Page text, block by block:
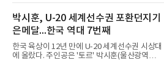
다.B조에서는 용산고가 안양고를 98-71로 꺾고
대회 2연승을 달렸다.한편 남중
서 일본여자프로농구 2부 리그 아란마레에 54-
79로 졌다. 이다연이 14점을 넣었으나 20점 9리
바운드를 기록한 바이 쿰바 디야산을 앞세운 상
대를 넘지 못했다.이번 대회에 처음 출전한 아란
마레는 조별리그부터 결승까지 6전 전승을 거뒀
고, 디야산이 최우수선수(MVP)로 뽑혔다.
박시훈, U-20 세계선수권 포환던지기
은메달...한국 역대 7번째
한국 육상이 12년 만에 U-20 세계선수권 시상대
에 올랐다. 주인공은 '토르' 박시훈(울산광역시)